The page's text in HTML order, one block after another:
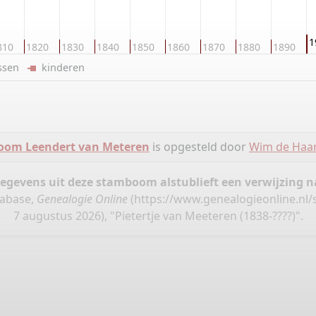
1820 1830 1840 1850 1860 1870 1880 1890
kinderen
Leendert van Meteren is opgesteld door Wim de
uit deze stamboom alstublieft een verwijzing
Genealogie Online (https://
7 augustus 2026), "Pietertje van Meeteren (1838-????)".